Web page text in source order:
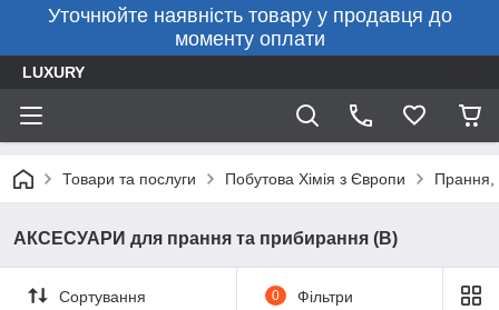
Уточнюйте наявність товару у продавця до
моменту оплати
LUXURY
Товари та послуги Побутова Хімія з Європи Прання,
АКСЕСУАРИ для прання та прибирання (В)
Сортування 0 Фільтри